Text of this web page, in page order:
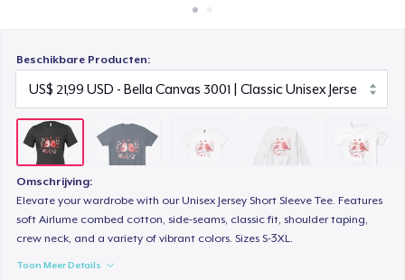
Beschikbare Producten:
Omschrijving:
Elevate your wardrobe with our Unisex Jersey Short Sleeve Tee. Features
soft Airlume combed cotton, side-seams, classic fit, shoulder taping,
crew neck, and a variety of vibrant colors. Sizes S-3XL.
Toon Meer Details
Tru Transfer Unisex Crewneck Sweatshirt
US$ 38,99